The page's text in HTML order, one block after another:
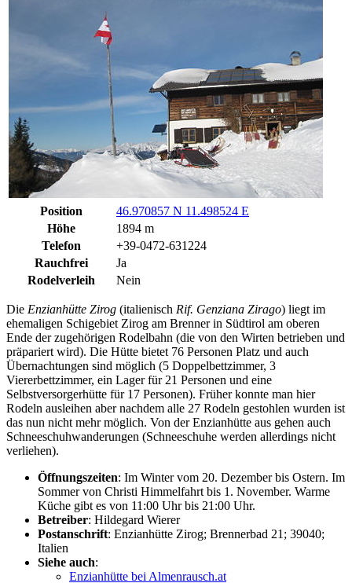
Position
46.970857 N 11.498524 E
Höhe
1894 m
Telefon
+39-0472-631224
Rauchfrei
Ja
Rodelverleih
Nein
Die Enzianhütte Zirog (italienisch Rif. Genziana Zirago) liegt im
ehemaligen Schigebiet Zirog am Brenner in Südtirol am oberen
Ende der zugehörigen Rodelbahn (die von den Wirten betrieben und
präpariert wird). Die Hütte bietet 76 Personen Platz und auch
Übernachtungen sind möglich (5 Doppelbettzimmer, 3
Viererbettzimmer, ein Lager für 21 Personen und eine
Selbstversorgerhütte für 17 Personen). Früher konnte man hier
Rodeln ausleihen aber nachdem alle 27 Rodeln gestohlen wurden ist
das nun nicht mehr möglich. Von der Enzianhütte aus gehen auch
Schneeschuhwanderungen (Schneeschuhe werden allerdings nicht
verliehen).
Öffnungszeiten: Im Winter vom 20. Dezember bis Ostern. Im
Sommer von Christi Himmelfahrt bis 1. November. Warme
Küche gibt es von 11:00 Uhr bis 21:00 Uhr.
Betreiber: Hildegard Wierer
Postanschrift: Enzianhütte Zirog; Brennerbad 21; 39040;
Italien
Siehe auch:
Enzianhütte bei Almenrausch.at